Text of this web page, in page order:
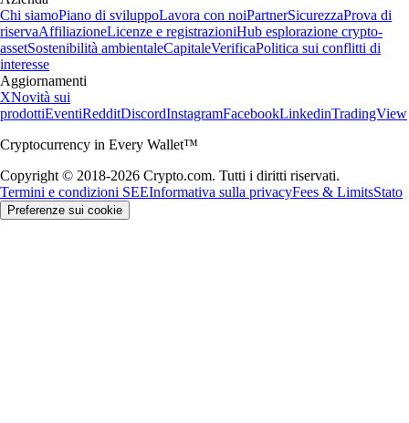
Chi siamoPiano di sviluppoLavora con noiPartnerSicurezzaProva di
riservaAffiliazioneLicenze e registrazioniHub esplorazione crypto-
assetSostenibilità ambientaleCapitaleVerificaPolitica sui conflitti di
interesse
Aggiornamenti
XNovità sui
prodottiEventiRedditDiscordInstagramFacebookLinkedinTradingView
Cryptocurrency in Every Wallet™
Copyright © 2018-2026 Crypto.com. Tutti i diritti riservati.
Termini e condizioni SEEInformativa sulla privacyFees & LimitsStato
Preferenze sui cookie